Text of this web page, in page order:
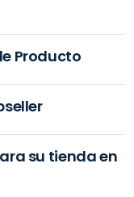
Producto
su tienda en